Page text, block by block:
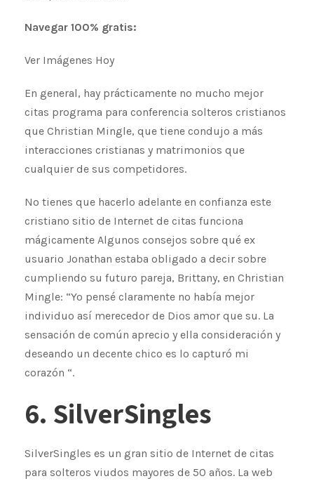
Navegar 100% gratis:
Ver Imágenes Hoy
En general, hay prácticamente no mucho mejor
citas programa para conferencia solteros cristianos
que Christian Mingle, que tiene condujo a más
interacciones cristianas y matrimonios que
cualquier de sus competidores.
No tienes que hacerlo adelante en confianza este
cristiano sitio de Internet de citas funciona
mágicamente Algunos consejos sobre qué ex
usuario Jonathan estaba obligado a decir sobre
cumpliendo su futuro pareja, Brittany, en Christian
Mingle: “Yo pensé claramente no había mejor
individuo así merecedor de Dios amor que su. La
sensación de común aprecio y ella consideración y
deseando un decente chico es lo capturó mi
corazón “.
6. SilverSingles
SilverSingles es un gran sitio de Internet de citas
para solteros viudos mayores de 50 años. La web